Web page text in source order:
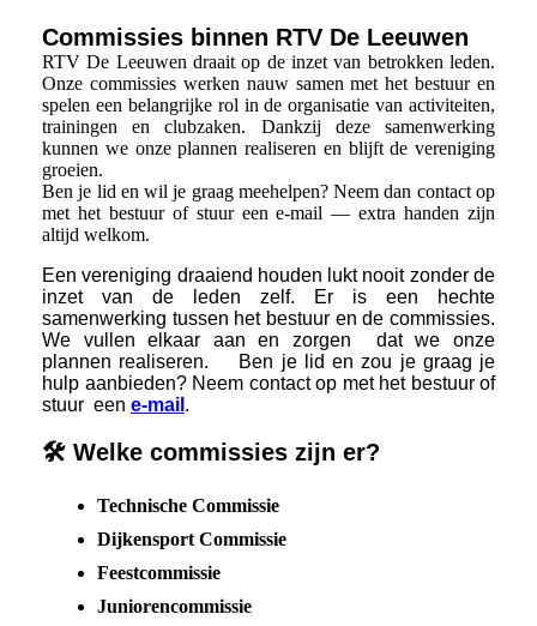
Commissies binnen RTV De Leeuwen
RTV De Leeuwen draait op de inzet van betrokken leden.
Onze commissies werken nauw samen met het bestuur en
spelen een belangrijke rol in de organisatie van activiteiten,
trainingen en clubzaken. Dankzij deze samenwerking
kunnen we onze plannen realiseren en blijft de vereniging
groeien.
Ben je lid en wil je graag meehelpen? Neem dan contact op
met het bestuur of stuur een e‑mail — extra handen zijn
altijd welkom.
Een vereniging draaiend houden lukt nooit zonder de
inzet van de leden zelf. Er is een hechte
samenwerking tussen het bestuur en de commissies.
We vullen elkaar aan en zorgen dat we onze
plannen realiseren. Ben je lid en zou je graag je
hulp aanbieden? Neem contact op met het bestuur of
stuur een e-mail .
🛠️ Welke commissies zijn er?
Technische Commissie
Dijkensport Commissie
Feestcommissie
Juniorencommissie